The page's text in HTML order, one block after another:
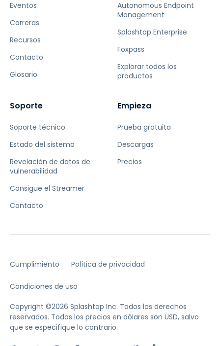
Eventos
Carreras
Recursos
Contacto
Glosario
Autonomous Endpoint
Management
Splashtop Enterprise
Foxpass
Explorar todos los
productos
Soporte
Soporte técnico
Estado del sistema
Revelación de datos de
vulnerabilidad
Consigue el Streamer
Contacto
Empieza
Prueba gratuita
Descargas
Precios
Cumplimiento Política de privacidad
Condiciones de uso
Copyright ©2026 Splashtop Inc. Todos los derechos
reservados. Todos los precios en dólares son USD, salvo
que se especifique lo contrario.